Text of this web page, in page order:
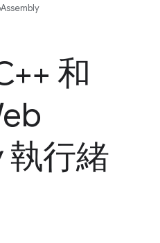
和
執行緒